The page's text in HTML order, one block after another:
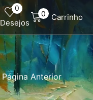
0
Desejos
0 Carrinho
Página Anterior